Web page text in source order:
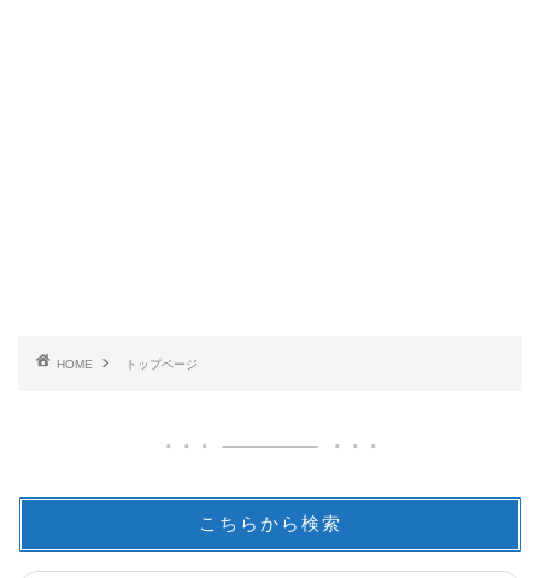
HOME トップページ
こちらから検索